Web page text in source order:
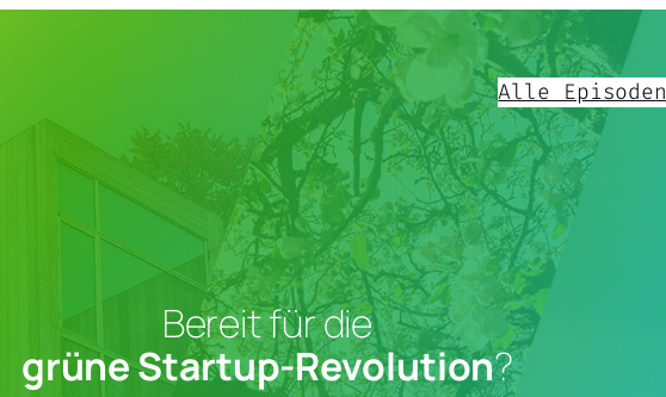
Alle Episoden
Bereit für die
grüne Startup-Revolution?